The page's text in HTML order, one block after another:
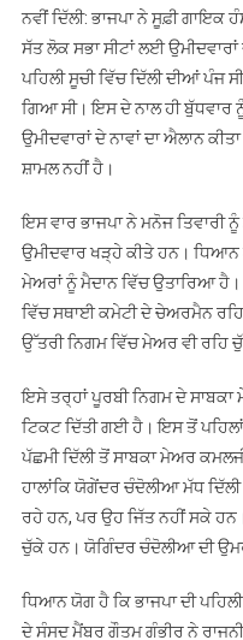
ਨਵੀਂ ਦਿੱਲੀ: ਭਾਜਪਾ ਨੇ ਸੂਫ਼ੀ ਗਾਇਕ
ਸੱਤ ਲੋਕ ਸਭਾ ਸੀਟਾਂ ਲਈ ਉਮੀਦਵਾਰਾਂ
ਪਹਿਲੀ ਸੂਚੀ ਵਿੱਚ ਦਿੱਲੀ ਦੀਆਂ ਪੰਜ
ਗਿਆ ਸੀ। ਇਸ ਦੇ ਨਾਲ ਹੀ ਬੁੱਧਵਾਰ
ਉਮੀਦਵਾਰਾਂ ਦੇ ਨਾਵਾਂ ਦਾ ਐਲਾਨ
ਸ਼ਾਮਲ ਨਹੀਂ ਹੈ।
ਇਸ ਵਾਰ ਭਾਜਪਾ ਨੇ ਮਨੋਜ ਤਿਵਾਰੀ
ਉਮੀਦਵਾਰ ਖੜ੍ਹੇ ਕੀਤੇ ਹਨ। ਧਿਆਨ
ਮੇਅਰਾਂ ਨੂੰ ਮੈਦਾਨ ਵਿੱਚ ਉਤਾਰਿਆ
ਵਿੱਚ ਸਥਾਈ ਕਮੇਟੀ ਦੇ ਚੇਅਰਮੈਨ
ਉੱਤਰੀ ਨਿਗਮ ਵਿੱਚ ਮੇਅਰ ਵੀ ਰਹਿ
ਇਸੇ ਤਰ੍ਹਾਂ ਪੂਰਬੀ ਨਿਗਮ ਦੇ
ਟਿਕਟ ਦਿੱਤੀ ਗਈ ਹੈ। ਇਸ ਤੋਂ ਪਹਿਲਾਂ
ਪੱਛਮੀ ਦਿੱਲੀ ਤੋਂ ਸਾਬਕਾ ਮੇਅਰ
ਹਾਲਾਂਕਿ ਯੋਗੇਂਦਰ ਚੰਦੋਲੀਆ ਮੱਧ
ਰਹੇ ਹਨ, ਪਰ ਉਹ ਜਿੱਤ ਨਹੀਂ ਸਕੇ
ਚੁੱਕੇ ਹਨ। ਯੋਗਿੰਦਰ ਚੰਦੋਲੀਆ ਦੀ
ਧਿਆਨ ਯੋਗ ਹੈ ਕਿ ਭਾਜਪਾ ਦੀ
ਦੇ ਸੰਸਦ ਮੈਂਬਰ ਗੌਤਮ ਗੰਭੀਰ ਨੇ